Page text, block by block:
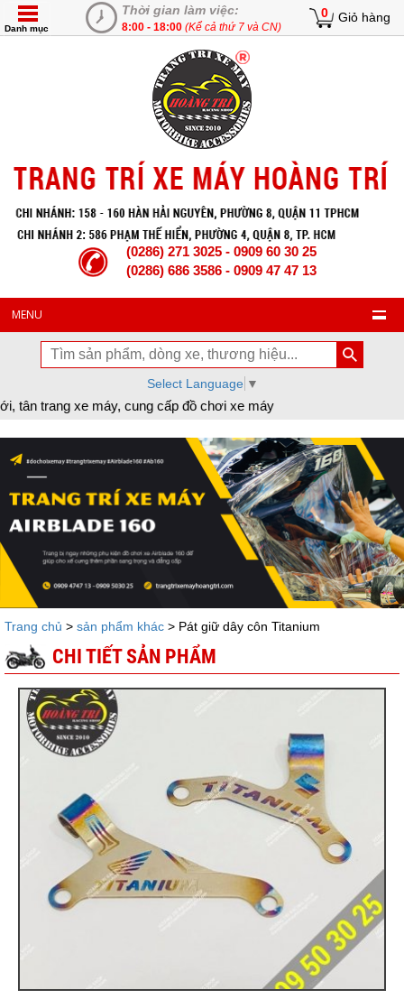
Thời gian làm việc:
8:00 - 18:00 (Kể cả thứ 7 và CN)
0 Giỏ hàng
Danh mục
(0286) 271 3025 - 0909 60 30 25
(0286) 686 3586 - 0909 47 47 13
MENU
Select Language ▼
xe máy, cung cấp đồ chơi xe máy
Trang chủ > sản phẩm khác > Pát giữ dây côn Titanium
CHI TIẾT SẢN PHẨM